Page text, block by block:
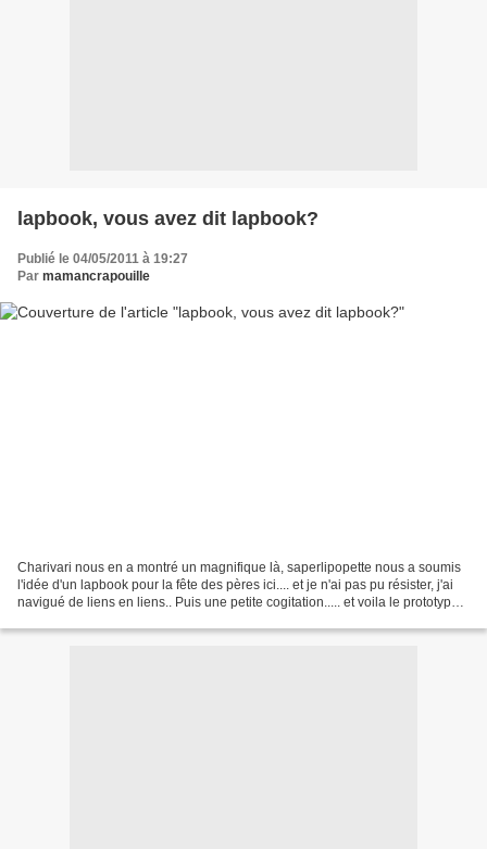
lapbook, vous avez dit lapbook?
Publié le 04/05/2011 à 19:27
Par mamancrapouille
Charivari nous en a montré un magnifique là, saperlipopette nous a soumis
l'idée d'un lapbook pour la fête des pères ici.... et je n'ai pas pu résister, j'ai
navigué de liens en liens.. Puis une petite cogitation..... et voila le prototype